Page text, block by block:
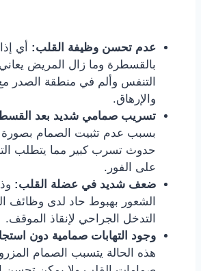
عدم تحسن وظيفة القلب: أي
بالقسطرة وما زال المريض
التنفس وألم في منطقة الصدر
والإرهاق.
تسريب صمامي شديد بعد
بسبب عدم تثبيت الصمام بصورة
حدوث تسرب كبير مما يتطلب
على الفور.
ضعف شديد في عضلة القلب:
الشعور بهبوط حاد لدى وظائف
التدخل الجراحي لإنقاذ الموقف.
وجود التهابات صمامية دون
هذه الحالة يتسبب الصمام